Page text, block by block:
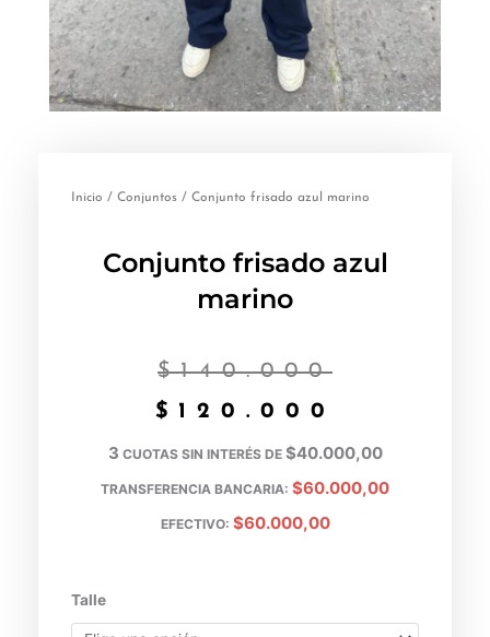
Inicio / Conjuntos / Conjunto frisado azul marino
Conjunto frisado azul
marino
$140.000El
era:
$ 120.000
actual
es:
3 CUOTAS SIN INTERÉS DE $40.000,00
TRANSFERENCIA BANCARIA: $60.000,00
EFECTIVO: $60.000,00
Talle
Conjunto
frisado